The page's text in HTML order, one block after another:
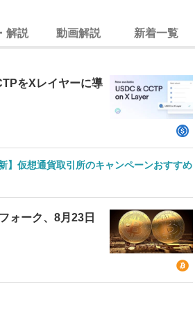
解説 動画解説 新着一覧
をXレイヤーに導
】仮想通貨取引所のキャンペーンおすすめ
ォーク、8月23日